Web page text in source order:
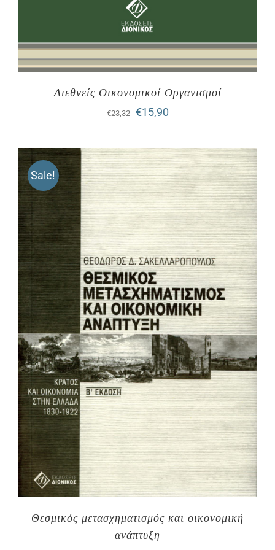
Διεθνείς Οικονομικοί Οργανισμοί
€23,32
Original
was:
€23,32.
€15,90Η
τιμή
είναι:
€15,90.
Sale!
Θεσμικός μετασχηματισμός και οικονομική
ανάπτυξη